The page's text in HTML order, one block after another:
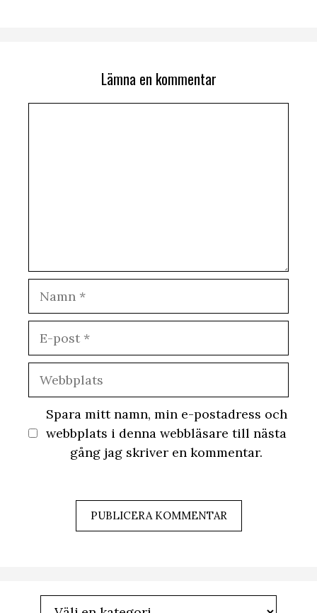
Lämna en kommentar
Spara mitt namn, min e-postadress och
webbplats i denna webbläsare till nästa
gång jag skriver en kommentar.